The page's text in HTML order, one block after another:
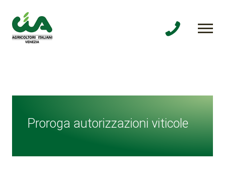
Proroga autorizzazioni viticole